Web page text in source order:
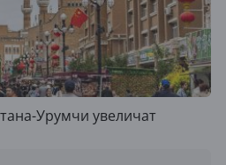
Урумчи увеличат